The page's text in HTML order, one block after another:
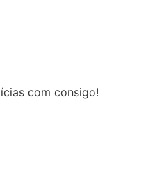
com consigo!